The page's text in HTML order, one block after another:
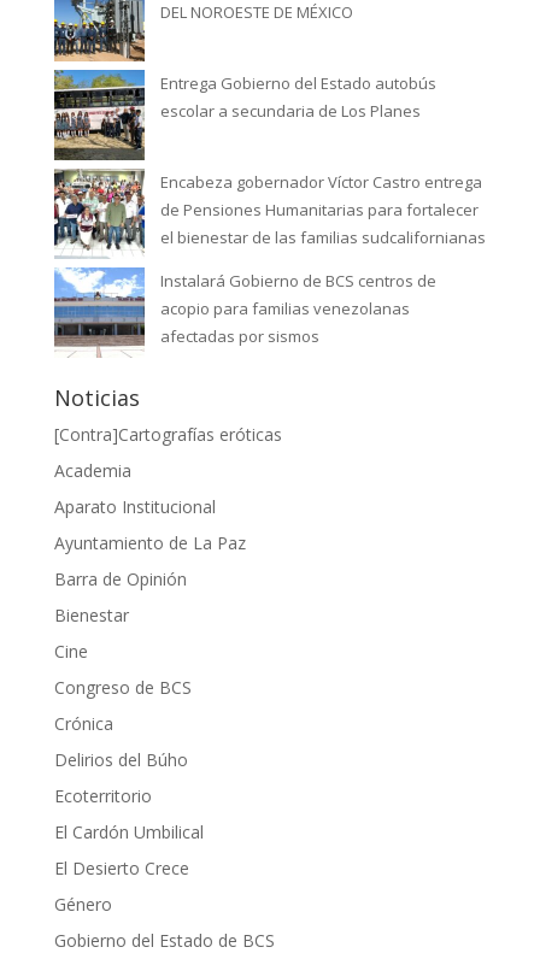
DEL NOROESTE DE MÉXICO
Entrega Gobierno del Estado autobús
escolar a secundaria de Los Planes
Encabeza gobernador Víctor Castro entrega
de Pensiones Humanitarias para fortalecer
el bienestar de las familias sudcalifornianas
Instalará Gobierno de BCS centros de
acopio para familias venezolanas
afectadas por sismos
Noticias
[Contra]Cartografías eróticas
Academia
Aparato Institucional
Ayuntamiento de La Paz
Barra de Opinión
Bienestar
Cine
Congreso de BCS
Crónica
Delirios del Búho
Ecoterritorio
El Cardón Umbilical
El Desierto Crece
Género
Gobierno del Estado de BCS